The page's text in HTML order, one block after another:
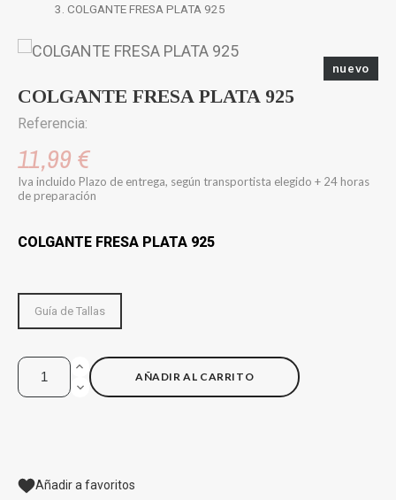
COLGANTE FRESA PLATA 925
nuevo
COLGANTE FRESA PLATA 925
Referencia:
11,99 €
Iva incluido Plazo de entrega, según transportista elegido + 24 horas
de preparación
COLGANTE FRESA PLATA 925
Guía de Tallas
AÑADIR AL CARRITO
Añadir a favoritos